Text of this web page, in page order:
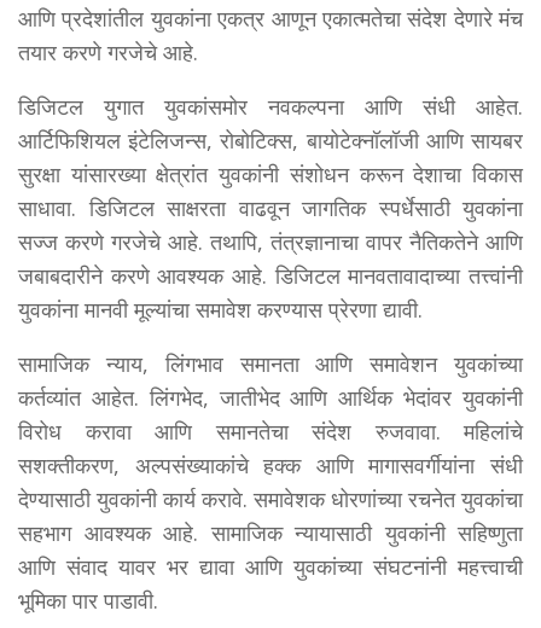
आणि प्रदेशांतील युवकांना एकत्र आणून एकात्मतेचा संदेश देणारे मंच
तयार करणे गरजेचे आहे.
डिजिटल युगात युवकांसमोर नवकल्पना आणि संधी आहेत.
आर्टिफिशियल इंटेलिजन्स, रोबोटिक्स, बायोटेक्नॉलॉजी आणि सायबर
सुरक्षा यांसारख्या क्षेत्रांत युवकांनी संशोधन करून देशाचा विकास
साधावा. डिजिटल साक्षरता वाढवून जागतिक स्पर्धेसाठी युवकांना
सज्ज करणे गरजेचे आहे. तथापि, तंत्रज्ञानाचा वापर नैतिकतेने आणि
जबाबदारीने करणे आवश्यक आहे. डिजिटल मानवतावादाच्या तत्त्वांनी
युवकांना मानवी मूल्यांचा समावेश करण्यास प्रेरणा द्यावी.
सामाजिक न्याय, लिंगभाव समानता आणि समावेशन युवकांच्या
कर्तव्यांत आहेत. लिंगभेद, जातीभेद आणि आर्थिक भेदांवर युवकांनी
विरोध करावा आणि समानतेचा संदेश रुजवावा. महिलांचे
सशक्तीकरण, अल्पसंख्याकांचे हक्क आणि मागासवर्गीयांना संधी
देण्यासाठी युवकांनी कार्य करावे. समावेशक धोरणांच्या रचनेत युवकांचा
सहभाग आवश्यक आहे. सामाजिक न्यायासाठी युवकांनी सहिष्णुता
आणि संवाद यावर भर द्यावा आणि युवकांच्या संघटनांनी महत्त्वाची
भूमिका पार पाडावी.